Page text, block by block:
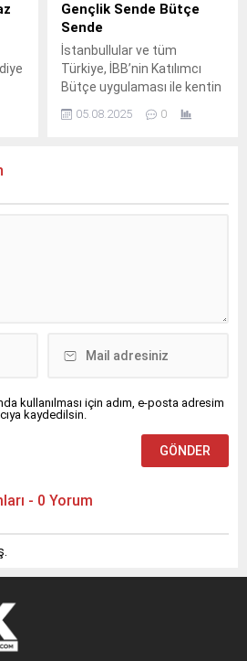
Gençlik Sende Bütçe
Sende
İstanbullular ve tüm
Türkiye, İBB’nin Katılımcı
Bütçe uygulaması ile kentin
projeleri belirleyecek.
05.08.2025 0
kullanılması için adım, e-posta adresim
kaydedilsin.
- 0 Yorum